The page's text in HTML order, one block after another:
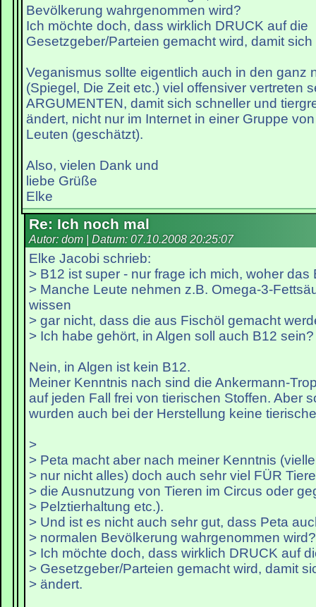
Bevölkerung wahrgenommen wird?
Ich möchte doch, dass wirklich DRUCK auf die
Gesetzgeber/Parteien gemacht wird, damit
Veganismus sollte eigentlich auch in den ganz
(Spiegel, Die Zeit etc.) viel offensiver vertreten
ARGUMENTEN, damit sich schneller und
ändert, nicht nur im Internet in einer Gruppe
Leuten (geschätzt).
Also, vielen Dank und
liebe Grüße
Elke
Re: Ich noch mal
Autor: dom | Datum: 07.10.2008 20:25:07
Elke Jacobi schrieb:
> B12 ist super - nur frage ich mich, woher das
> Manche Leute nehmen z.B. Omega-3-
wissen
> gar nicht, dass die aus Fischöl gemacht
> Ich habe gehört, in Algen soll auch B12 sein?
Nein, in Algen ist kein B12.
Meiner Kenntnis nach sind die Ankermann-
auf jeden Fall frei von tierischen Stoffen. Aber
wurden auch bei der Herstellung keine
>
> Peta macht aber nach meiner Kenntnis
> nur nicht alles) doch auch sehr viel FÜR
> die Ausnutzung von Tieren im Circus oder
> Pelztierhaltung etc.).
> Und ist es nicht auch sehr gut, dass Peta
> normalen Bevölkerung wahrgenommen wird?
> Ich möchte doch, dass wirklich DRUCK auf
> Gesetzgeber/Parteien gemacht wird, damit
> ändert.